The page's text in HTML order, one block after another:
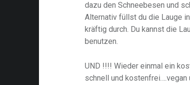
dazu den Schneebesen und
Alternativ füllst du die Lauge
kräftig durch. Du kannst die
benutzen.
UND !!!! Wieder einmal ein
schnell und kostenfrei….vegan